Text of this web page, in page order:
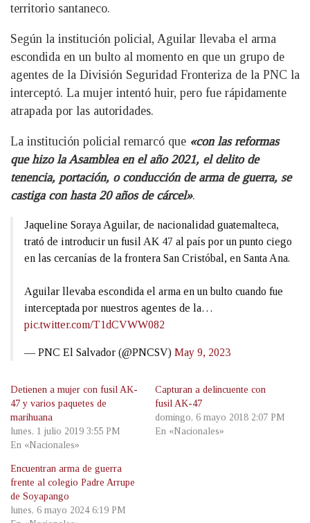
territorio santaneco.
Según la institución policial, Aguilar llevaba el arma
escondida en un bulto al momento en que un grupo de
agentes de la División Seguridad Fronteriza de la PNC la
interceptó. La mujer intentó huir, pero fue rápidamente
atrapada por las autoridades.
La institución policial remarcó que «con las reformas
que hizo la Asamblea en el año 2021, el delito de
tenencia, portación, o conducción de arma de guerra, se
castiga con hasta 20 años de cárcel».
Jaqueline Soraya Aguilar, de nacionalidad guatemalteca,
trató de introducir un fusil AK 47 al país por un punto ciego
en las cercanías de la frontera San Cristóbal, en Santa Ana.
Aguilar llevaba escondida el arma en un bulto cuando fue
interceptada por nuestros agentes de la…
pic.twitter.com/T1dCVWW082
— PNC El Salvador (@PNCSV) May 9, 2023
Detienen a mujer con fusil AK-
47 y varios paquetes de
marihuana
lunes, 1 julio 2019 3:55 PM
En «Nacionales»
Capturan a delincuente con
fusil AK-47
domingo, 6 mayo 2018 2:07 PM
En «Nacionales»
Encuentran arma de guerra
frente al colegio Padre Arrupe
de Soyapango
lunes, 6 mayo 2024 6:19 PM